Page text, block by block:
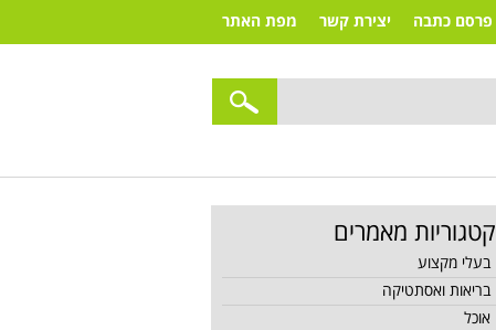
פרסם כתבה יצירת קשר מפת האתר
קטגוריות מאמרים
בעלי מקצוע
בריאות ואסתטיקה
אוכל